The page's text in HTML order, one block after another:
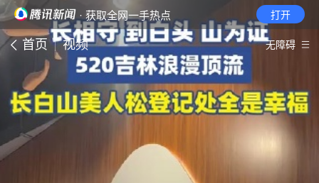
· 获取全网一手热点 打开
首页 视频 无障碍